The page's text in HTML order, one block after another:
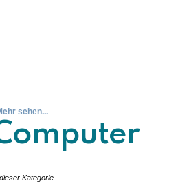
sehen...
Kategorie